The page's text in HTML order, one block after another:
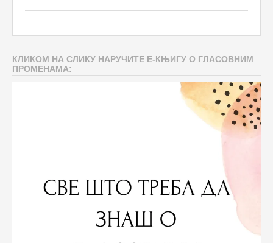
КЛИКОМ НА СЛИКУ НАРУЧИТЕ Е-КЊИГУ О ГЛАСОВНИМ
ПРОМЕНАМА: